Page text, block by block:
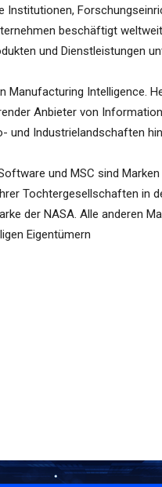
Institutionen,
beschäftigt
und Dienstleistungen
Manufacturing Intelligence.
Anbieter von
und Industrielandschaften
und MSC sind
Tochtergesellschaften in
der NASA. Alle anderen
Eigentümern